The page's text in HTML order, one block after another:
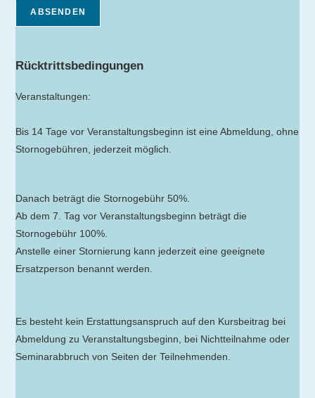
ABSENDEN
Rücktrittsbedingungen
Veranstaltungen:
Bis 14 Tage vor Veranstaltungsbeginn ist eine Abmeldung, ohne
Stornogebühren, jederzeit möglich.
Danach beträgt die Stornogebühr 50%.
Ab dem 7. Tag vor Veranstaltungsbeginn beträgt die
Stornogebühr 100%.
Anstelle einer Stornierung kann jederzeit eine geeignete
Ersatzperson benannt werden.
Es besteht kein Erstattungsanspruch auf den Kursbeitrag bei
Abmeldung zu Veranstaltungsbeginn, bei Nichtteilnahme oder
Seminarabbruch von Seiten der Teilnehmenden.